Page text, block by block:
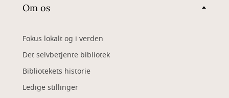
Om os
Fokus lokalt og i verden
Det selvbetjente bibliotek
Bibliotekets historie
Ledige stillinger